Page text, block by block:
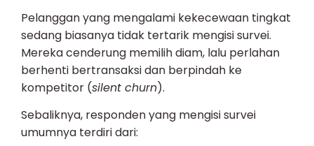
Pelanggan yang mengalami kekecewaan tingkat
sedang biasanya tidak tertarik mengisi survei.
Mereka cenderung memilih diam, lalu perlahan
berhenti bertransaksi dan berpindah ke
kompetitor (silent churn).
Sebaliknya, responden yang mengisi survei
umumnya terdiri dari: